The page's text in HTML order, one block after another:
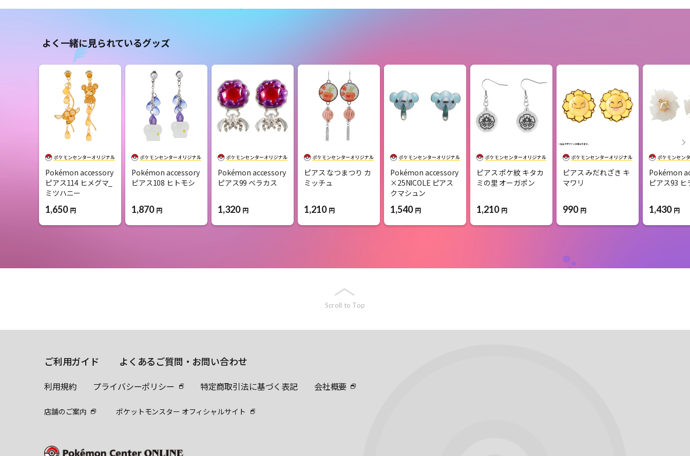
よく一緒に見られているグッズ
Pokémon accessory
ピアス114 ヒメグマ_
ミツハニー
1,650 円
Pokémon accessory
ピアス108 ヒトモシ
1,870 円
Pokémon accessory
ピアス99 ベラカス
1,320 円
ピアス なつまつり カ
ミッチュ
1,210 円
Pokémon accessory
×25NICOLE ピアス
クマシュン
1,540 円
ピアス ポケ紋 キタカ
ミの里 オーガポン
1,210 円
ピアス みだれざき キ
マワリ
990 円
Pokémon
ピアス93 ヒ
1,430 円
Scroll to Top
ご利用ガイド よくあるご質問・お問い合わせ
利用規約 プライバシーポリシー 特定商取引法に基づく表記 会社概要
店舗のご案内 ポケットモンスター オフィシャルサイト